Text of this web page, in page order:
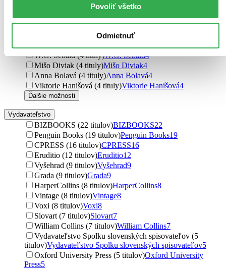
Povoliť všetko
Odmietnuť
Jakuba Katalpa (4 tituly)Jakuba Katalpa
Markéta Pilátová (4 tituly)Markéta Pilátová4
Dora Čechova (4 tituly)Dora Čechova
W.G. Sebald (4 tituly)W.G. Sebald4
Mišo Diviak (4 tituly)Mišo Diviak4
Anna Bolavá (4 tituly)Anna Bolavá4
Viktorie Hanišová (4 tituly)Viktorie Hanišová4
Ďalšie možnosti
Vydavateľstvo
BIZBOOKS (22 titulov)BIZBOOKS22
Penguin Books (19 titulov)Penguin Books19
CPRESS (16 titulov)CPRESS16
Eruditio (12 titulov)Eruditio12
Vyšehrad (9 titulov)Vyšehrad9
Grada (9 titulov)Grada9
HarperCollins (8 titulov)HarperCollins8
Vintage (8 titulov)Vintage8
Voxi (8 titulov)Voxi8
Slovart (7 titulov)Slovart7
William Collins (7 titulov)William Collins7
Vydavateľstvo Spolku slovenských spisovateľov (5
titulov)Vydavateľstvo Spolku slovenských spisovateľov5
Oxford University Press (5 titulov)Oxford University
Press5